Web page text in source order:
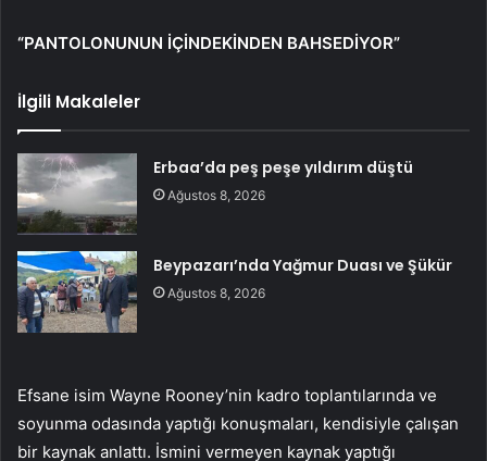
“PANTOLONUNUN İÇİNDEKİNDEN BAHSEDİYOR”
İlgili Makaleler
Erbaa’da peş peşe yıldırım düştü
Ağustos 8, 2026
Beypazarı’nda Yağmur Duası ve Şükür
Ağustos 8, 2026
Efsane isim Wayne Rooney’nin kadro toplantılarında ve
soyunma odasında yaptığı konuşmaları, kendisiyle çalışan
bir kaynak anlattı. İsmini vermeyen kaynak yaptığı